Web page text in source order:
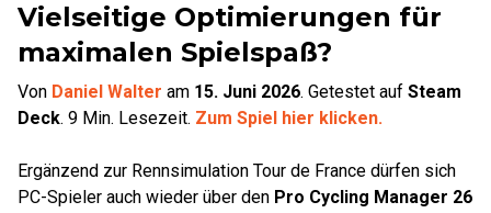
Vielseitige Optimierungen für
maximalen Spielspaß?
Von Daniel Walter am 15. Juni 2026. Getestet auf Steam
Deck. 9 Min. Lesezeit. Zum Spiel hier klicken.
Ergänzend zur Rennsimulation Tour de France dürfen sich
PC-Spieler auch wieder über den Pro Cycling Manager 26